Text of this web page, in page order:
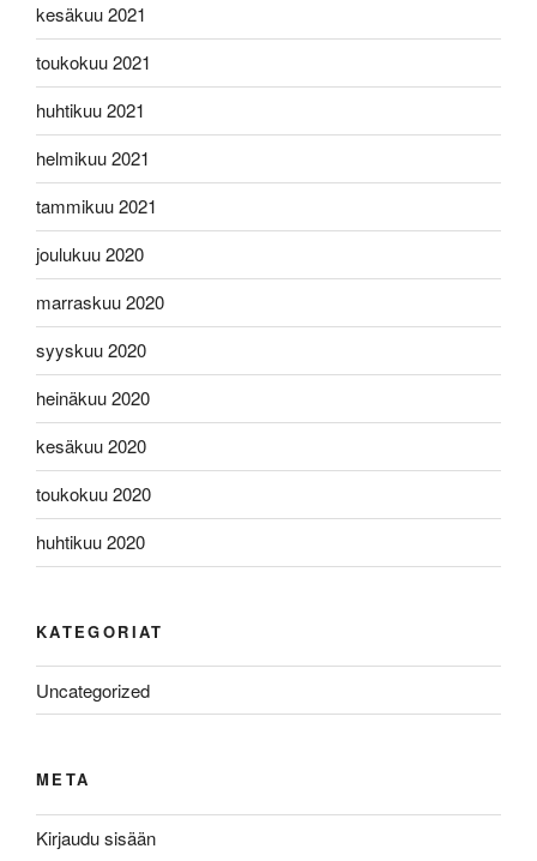
kesäkuu 2021
toukokuu 2021
huhtikuu 2021
helmikuu 2021
tammikuu 2021
joulukuu 2020
marraskuu 2020
syyskuu 2020
heinäkuu 2020
kesäkuu 2020
toukokuu 2020
huhtikuu 2020
KATEGORIAT
Uncategorized
META
Kirjaudu sisään